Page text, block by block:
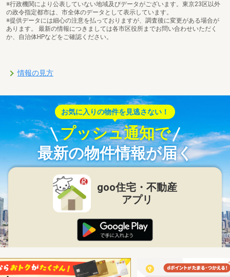
※行政機関により公表していない地域及びデータがございます。東京23区以外
の政令指定都市は、市全体のデータとして表示しています。
※提供データには細心の注意を払っておりますが、調査後に変更がある場合が
あります。 最新の情報につきましては各市区役所までお問い合わせいただく
か、自治体HPなどをご確認ください。
情報の見方
お気に入りの物件を見逃さない！
プッシュ通知で
最新の物件情報が届く
goo住宅・不動産
アプリ